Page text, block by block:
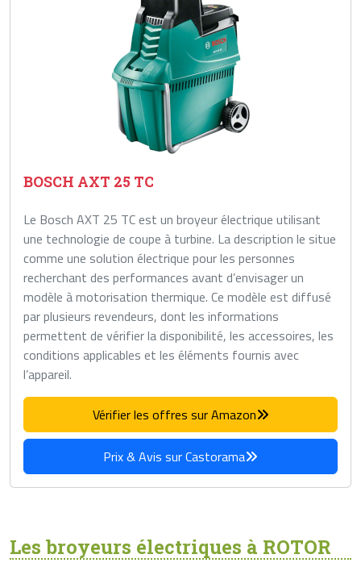
BOSCH AXT 25 TC
Le Bosch AXT 25 TC est un broyeur électrique utilisant
une technologie de coupe à turbine. La description le situe
comme une solution électrique pour les personnes
recherchant des performances avant d’envisager un
modèle à motorisation thermique. Ce modèle est diffusé
par plusieurs revendeurs, dont les informations
permettent de vérifier la disponibilité, les accessoires, les
conditions applicables et les éléments fournis avec
l’appareil.
Vérifier les offres sur Amazon
Prix & Avis sur Castorama
Les broyeurs électriques à ROTOR